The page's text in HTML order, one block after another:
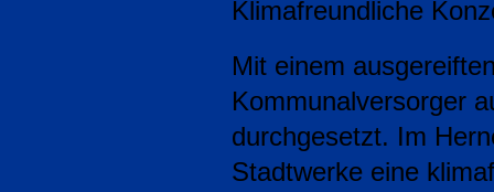
Klimafreundliche
Mit einem
Kommunalversorger
durchgesetzt. Im
Stadtwerke eine